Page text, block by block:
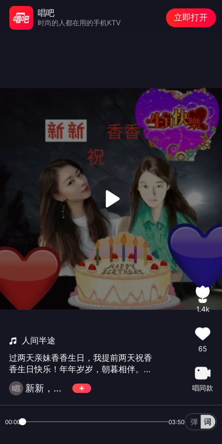
人间半途
过两天亲妹香香生日，我提前两天祝香
香生日快乐！年年岁岁，朝暮相伴。生
辰喜乐，皆如所愿🎂🎂🎂发完这首歌我
这号就托管了，所以支持不到的好朋友
们见谅了！
新新，馨馨
1.4k
65
唱同款
00:00 03:50
唱吧
时尚的人都在用的手机KTV
立即打开